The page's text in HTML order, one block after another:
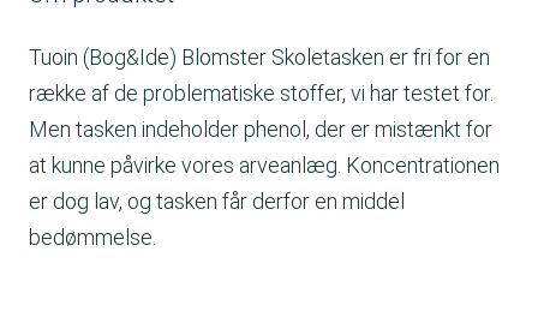
Tuoin (Bog&Ide) Blomster Skoletasken er fri for en
række af de problematiske stoffer, vi har testet for.
Men tasken indeholder phenol, der er mistænkt for
at kunne påvirke vores arveanlæg. Koncentrationen
er dog lav, og tasken får derfor en middel
bedømmelse.